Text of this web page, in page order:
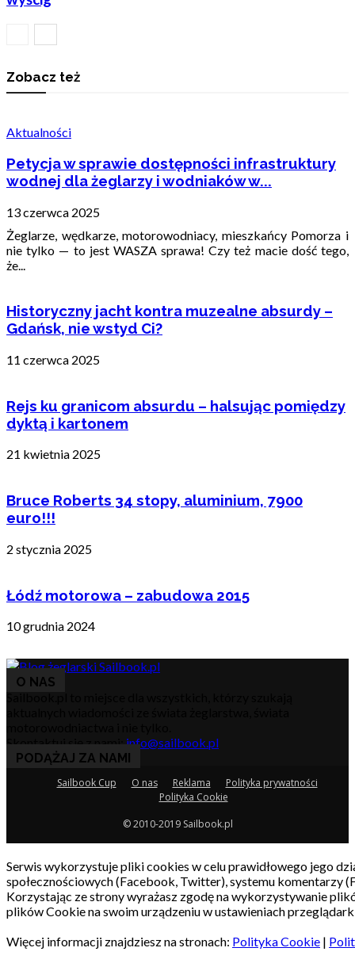
Zobacz też
Aktualności
Petycja w sprawie dostępności infrastruktury
wodnej dla żeglarzy i wodniaków w...
13 czerwca 2025
Żeglarze, wędkarze, motorowodniacy, mieszkańcy Pomorza i
nie tylko — to jest WASZA sprawa! Czy też macie dość tego,
że...
Historyczny jacht kontra muzealne absurdy –
Gdańsk, nie wstyd Ci?
11 czerwca 2025
Rejs ku granicom absurdu – halsując pomiędzy
dyktą i kartonem
21 kwietnia 2025
Bruce Roberts 34 stopy, aluminium, 7900
euro!!!
2 stycznia 2025
Łódź motorowa – zabudowa 2015
10 grudnia 2024
O NAS
Skontaktuj się z nami: info@sailbook.pl
PODĄŻAJ ZA NAMI
Sailbook Cup O nas Reklama
Polityka prywatności
Polityka Cookie
© 2010-2019 Sailbook.pl
Serwis wykorzystuje pliki cookies w celu prawidłowego jego
społecznościowych (Facebook, Twitter), systemu komentarzy
Korzystając ze strony wyrażasz zgodę na wykorzystywanie
plików Cookie na swoim urządzeniu w ustawieniach
Więcej informacji znajdziesz na stronach: Polityka Cookie |